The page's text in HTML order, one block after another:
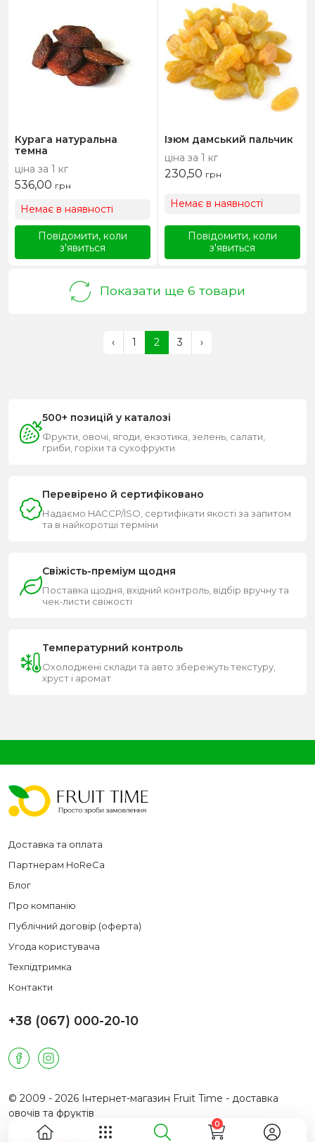
Курага натуральна
темна
ціна за 1 кг
536,00 грн
Немає в наявності
Повідомити, коли
з'явиться
Ізюм дамський пальчик
ціна за 1 кг
230,50 грн
Немає в наявності
Повідомити, коли
з'явиться
Показати ще 6 товари
‹ 1 2 3 ›
500+ позицій у каталозі
Фрукти, овочі, ягоди, екзотика, зелень, салати,
гриби, горіхи та сухофрукти
Перевірено й сертифіковано
Надаємо HACCP/ISO, сертифікати якості за запитом
та в найкоротші терміни
Свіжість-преміум щодня
Поставка щодня, вхідний контроль, відбір вручну та
чек-листи свіжості
Температурний контроль
Охолоджені склади та авто збережуть текстуру,
хруст і аромат
Доставка та оплата
Партнерам HoReCa
Блог
Про компанію
Публічний договір (оферта)
Угода користувача
Техпідтримка
Контакти
+38 (067) 000-20-10
© 2009 - 2026 Інтернет-магазин Fruit Time - доставка
овочів та фруктів
0